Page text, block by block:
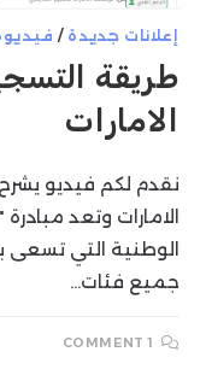
إعلانات جديدة /
طريقة
الامارات
نقدم لكم فيديو
الامارات وتعد
الوطنية التي تسعى
جميع فئات…
1 COMMENT